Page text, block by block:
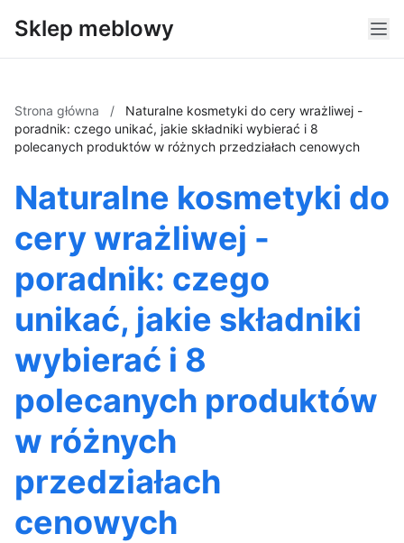
Sklep meblowy
Strona główna /
Naturalne kosmetyki do cery wrażliwej -
poradnik: czego unikać, jakie składniki wybierać i 8
polecanych produktów w różnych przedziałach cenowych
Naturalne kosmetyki do
cery wrażliwej -
poradnik: czego
unikać, jakie składniki
wybierać i 8
polecanych produktów
w różnych
przedziałach
cenowych